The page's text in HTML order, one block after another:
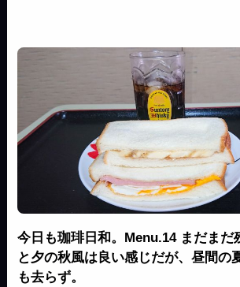
今日も珈琲日和。Menu.14 まだまだ
と夕の秋風は良い感じだが、昼間の
も去らず。